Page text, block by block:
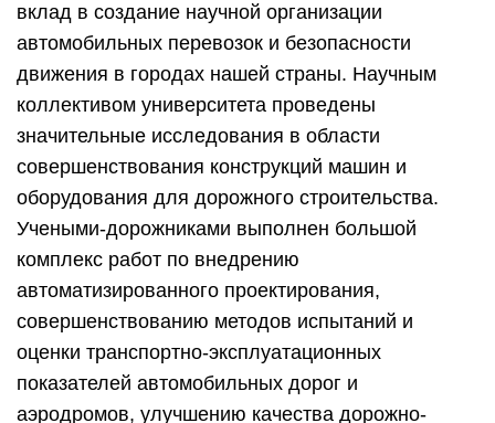
вклад в создание научной организации
автомобильных перевозок и безопасности
движения в городах нашей страны. Научным
коллективом университета проведены
значительные исследования в области
совершенствования конструкций машин и
оборудования для дорожного строительства.
Учеными-дорожниками выполнен большой
комплекс работ по внедрению
автоматизированного проектирования,
совершенствованию методов испытаний и
оценки транспортно-эксплуатационных
показателей автомобильных дорог и
аэродромов, улучшению качества дорожно-